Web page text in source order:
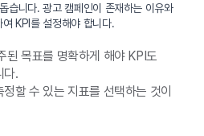
습니다. 광고 캠페인이 존재하는 이유와
KPI를 설정해야 합니다.
된 목표를 명확하게 해야 KPI도
다.
할 수 있는 지표를 선택하는 것이